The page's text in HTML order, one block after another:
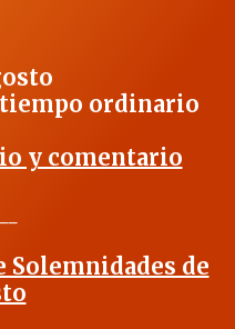
tiempo ordinario
y comentario
Solemnidades de